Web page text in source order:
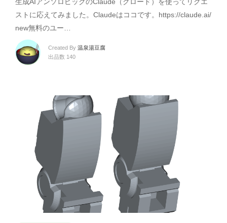
ストに応えてみました。Claudeはココです。https://claude.ai/
new無料のユー…
Created By 温泉湯豆腐
出品数 140